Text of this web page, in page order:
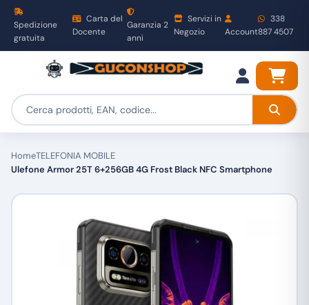
Spedizione
gratuita
Carta del
Docente
Garanzia 2
anni
Servizi in
Negozio
Account
338
887 4507
HomeTELEFONIA MOBILE
Ulefone Armor 25T 6+256GB 4G Frost Black NFC Smartphone